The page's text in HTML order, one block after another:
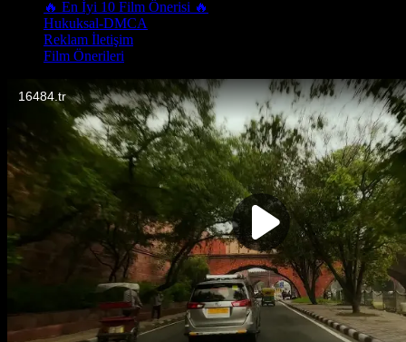
🔥 En İyi 10 Film Önerisi 🔥
Hukuksal-DMCA
Reklam İletişim
Film Önerileri